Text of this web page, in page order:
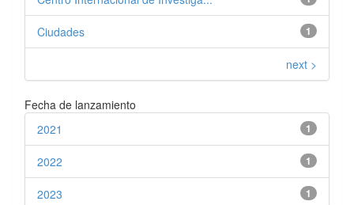
1
Ciudades
next >
Fecha de lanzamiento
1
2021
1
2022
1
2023